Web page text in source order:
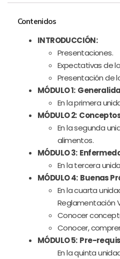
Contenidos
INTRODUCCIÓN:
Presentaciones.
Expectativas de
Presentación de
MÓDULO 1:
En la primera
MÓDULO 2:
En la segunda
alimentos.
MÓDULO 3:
En la tercera
MÓDULO 4: Buenas
En la cuarta
Reglamentación
Conocer
Conocer,
MÓDULO 5: Pre-
En la quinta